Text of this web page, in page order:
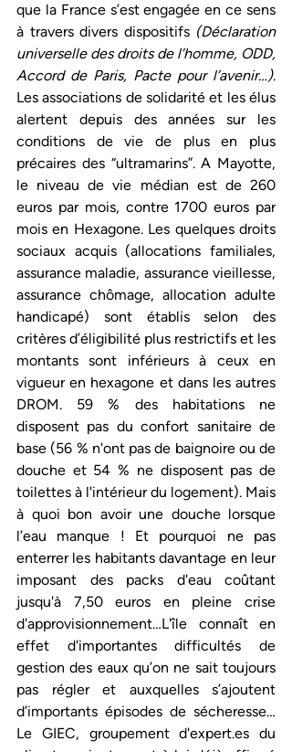
que la France s’est engagée en ce sens
à travers divers dispositifs (Déclaration
universelle des droits de l’homme, ODD,
Accord de Paris, Pacte pour l’avenir…).
Les associations de solidarité et les élus
alertent depuis des années sur les
conditions de vie de plus en plus
précaires des “ultramarins”. A Mayotte,
le niveau de vie médian est de 260
euros par mois, contre 1700 euros par
mois en Hexagone. Les quelques droits
sociaux acquis (allocations familiales,
assurance maladie, assurance vieillesse,
assurance chômage, allocation adulte
handicapé) sont établis selon des
critères d’éligibilité plus restrictifs et les
montants sont inférieurs à ceux en
vigueur en hexagone et dans les autres
DROM. 59 % des habitations ne
disposent pas du confort sanitaire de
base (56 % n'ont pas de baignoire ou de
douche et 54 % ne disposent pas de
toilettes à l'intérieur du logement). Mais
à quoi bon avoir une douche lorsque
l’eau manque ! Et pourquoi ne pas
enterrer les habitants davantage en leur
imposant des packs d'eau coûtant
jusqu'à 7,50 euros en pleine crise
d'approvisionnement…L'île connaît en
effet d'importantes difficultés de
gestion des eaux qu’on ne sait toujours
pas régler et auxquelles s’ajoutent
d’importants épisodes de sécheresse…
Le GIEC, groupement d'expert.es du